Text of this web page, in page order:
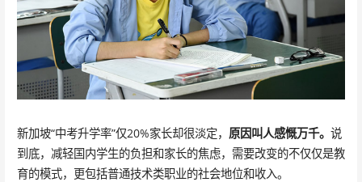
新加坡“中考升学率”仅20%家长却很淡定， 原因叫人感慨万千。 说
到底，减轻国内学生的负担和家长的焦虑，需要改变的不仅仅是教
育的模式，更包括普通技术类职业的社会地位和收入。